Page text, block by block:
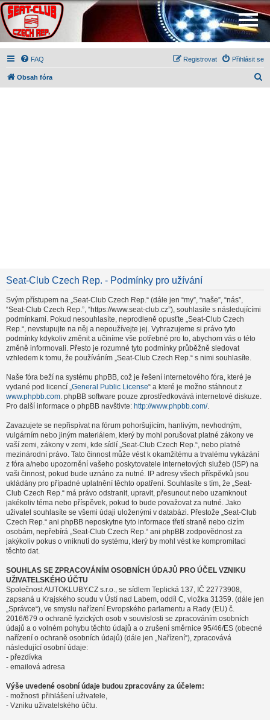
FAQ Přihlásit se
Registrovat
Obsah fóra
Seat-Club Czech Rep. - Podmínky pro užívání
Svým přístupem na „Seat-Club Czech Rep.“ (dále jen “my”, “naše”, “nás”,
“Seat-Club Czech Rep.”, “https://www.seat-club.cz”), souhlasíte s následujícími
podmínkami. Pokud nesouhlasíte, neprodleně opusťte „Seat-Club Czech
Rep.“, nevstupujte na něj a nepoužívejte jej. Vyhrazujeme si právo tyto
podmínky kdykoliv změnit a učiníme vše potřebné pro to, abychom vás o této
změně informovali. Přesto je rozumné tyto podmínky průběžně sledovat
vzhledem k tomu, že používáním „Seat-Club Czech Rep.“ s nimi souhlasíte.
Naše fóra beží na systému phpBB, což je řešení internetového fóra, které je
vydané pod licencí „General Public License“ a které je možno stáhnout z
www.phpbb.com. phpBB software pouze zprostředkovává internetové diskuze.
Pro další informace o phpBB navštivte: http://www.phpbb.com/.
Zavazujete se nepřispívat na fórum pohoršujícím, hanlivým, nevhodným,
vulgárním nebo jiným materiálem, který by mohl porušovat platné zákony ve
vaší zemi, zákony v zemi, kde sídlí „Seat-Club Czech Rep.“, nebo platné
mezinárodní právo. Tato činnost může vést k okamžitému a trvalému vykázání
z fóra a/nebo upozornění vašeho poskytovatele internetových služeb (ISP) na
vaši činnost, pokud bude uznáno za nutné. IP adresy všech příspěvků jsou
ukládány pro případné uplatnění těchto opatření. Souhlasíte s tím, že „Seat-
Club Czech Rep.“ má právo odstranit, upravit, přesunout nebo uzamknout
jakékoliv téma nebo příspěvek, pokud to bude považovat za nutné. Jako
uživatel souhlasíte se všemi údaji uloženými v databázi. Přestože „Seat-Club
Czech Rep.“ ani phpBB neposkytne tyto informace třetí straně nebo cizím
osobám, nepřebírá „Seat-Club Czech Rep.“ ani phpBB zodpovědnost za
jakýkoliv pokus o vniknutí do systému, který by mohl vést ke kompromitaci
těchto dat.
SOUHLAS SE ZPRACOVÁNÍM OSOBNÍCH ÚDAJŮ PRO ÚČEL VZNIKU
UŽIVATELSKÉHO ÚČTU
Společnost AUTOKLUBY.CZ s.r.o., se sídlem Teplická 137, IČ 22773908,
zapsaná u Krajského soudu v Ústí nad Labem, oddíl C, vložka 31359. (dále jen
„Správce“), ve smyslu nařízení Evropského parlamentu a Rady (EU) č.
2016/679 o ochraně fyzických osob v souvislosti se zpracováním osobních
údajů a o volném pohybu těchto údajů a o zrušení směrnice 95/46/ES (obecné
nařízení o ochraně osobních údajů) (dále jen „Nařízení“), zpracovává
následující osobní údaje:
- přezdívka
- emailová adresa
Výše uvedené osobní údaje budou zpracovány za účelem:
- možnosti přihlášení uživatele,
- Vzniku uživatelského účtu.